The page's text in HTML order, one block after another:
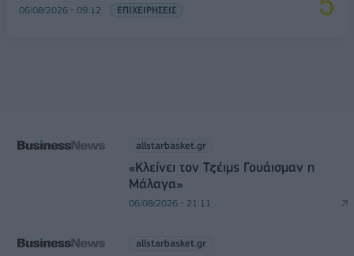
06/08/2026 - 09:12 ΕΠΙΧΕΙΡΗΣΕΙΣ
allstarbasket.gr
«Κλείνει τον Τζέιμς Γουάισμαν η
Μάλαγα»
06/08/2026 - 21:11
allstarbasket.gr